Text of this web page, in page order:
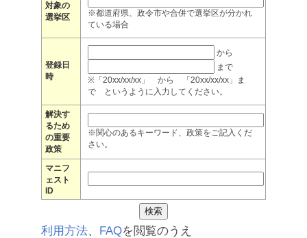
対象の
選挙区
※都道府県、政令市や合併で選挙区が分かれ
ている場合
登録日
時
から
まで
※「20xx/xx/xx」 から 「20xx/xx/xx」ま
で というように入力してください。
解決す
るため
の重要
政策
※関心のあるキーワード、政策をご記入くだ
さい。
マニフ
ェスト
ID
利用方法、 FAQを閲覧のうえ